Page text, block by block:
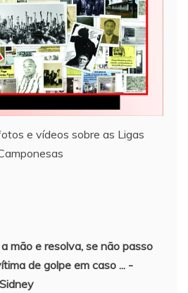
e vídeos sobre as Ligas
mão e resolva, se não passo
de golpe em caso ... -